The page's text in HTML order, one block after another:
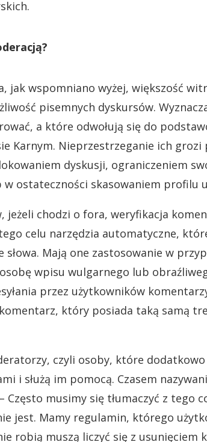
jak wspomniano wyżej, większość
pisemnych dyskursów.
a które odwołują się do
Karnym. Nieprzestrzeganie ich grozi
dyskusji, ograniczeniem
ostateczności skasowaniem profilu
jeżeli chodzi o fora, weryfikacja
celu narzędzia automatyczne,
słowa. Mają one zastosowanie w
wpisu wulgarnego lub
przez użytkowników
który posiada taką samą
czyli osoby, które
i służą im pomocą. Czasem
Często musimy się tłumaczyć z tego
jest. Mamy regulamin, którego
robią muszą liczyć się z usunięciem